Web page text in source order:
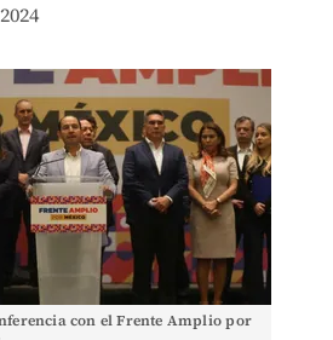
con el Frente Amplio por